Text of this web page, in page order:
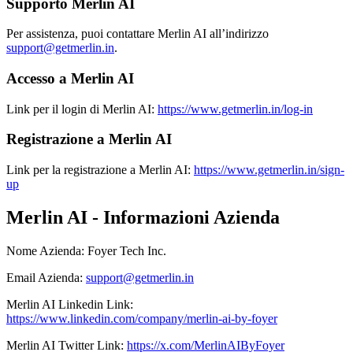
Per assistenza, puoi contattare Merlin AI all’indirizzo
support@getmerlin.in.
Accesso a Merlin AI
Link per il login di Merlin AI: https://www.getmerlin.in/log-in
Registrazione a Merlin AI
Link per la registrazione a Merlin AI: https://www.getmerlin.in/sign-
up
Merlin AI - Informazioni Azienda
Nome Azienda: Foyer Tech Inc.
Email Azienda: support@getmerlin.in
Merlin AI Linkedin Link:
https://www.linkedin.com/company/merlin-ai-by-foyer
Merlin AI Twitter Link: https://x.com/MerlinAIByFoyer